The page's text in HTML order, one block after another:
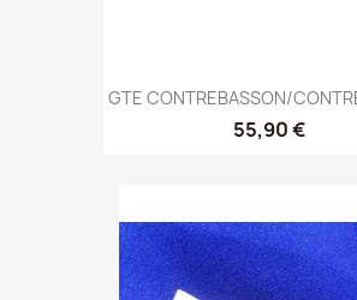
GTE CONTREBASSON/
55,90 €